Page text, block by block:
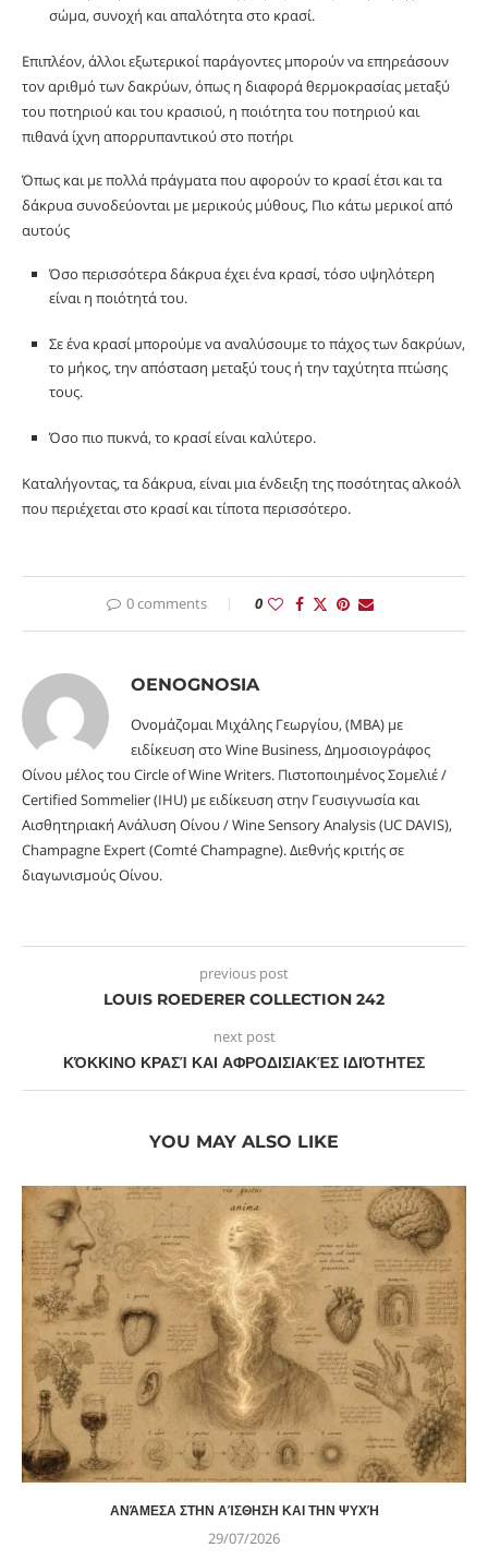
σώμα, συνοχή και απαλότητα στο κρασί.
Επιπλέον, άλλοι εξωτερικοί παράγοντες μπορούν να επηρεάσουν
τον αριθμό των δακρύων, όπως η διαφορά θερμοκρασίας μεταξύ
του ποτηριού και του κρασιού, η ποιότητα του ποτηριού και
πιθανά ίχνη απορρυπαντικού στο ποτήρι
Όπως και με πολλά πράγματα που αφορούν το κρασί έτσι και τα
δάκρυα συνοδεύονται με μερικούς μύθους, Πιο κάτω μερικοί από
αυτούς
Όσο περισσότερα δάκρυα έχει ένα κρασί, τόσο υψηλότερη
είναι η ποιότητά του.
Σε ένα κρασί μπορούμε να αναλύσουμε το πάχος των δακρύων,
το μήκος, την απόσταση μεταξύ τους ή την ταχύτητα πτώσης
τους.
Όσο πιο πυκνά, το κρασί είναι καλύτερο.
Καταλήγοντας, τα δάκρυα, είναι μια ένδειξη της ποσότητας αλκοόλ
που περιέχεται στο κρασί και τίποτα περισσότερο.
0 comments 0
OENOGNOSIA
Ονομάζομαι Μιχάλης Γεωργίου, (MBA) με
ειδίκευση στο Wine Business, Δημοσιογράφος
Οίνου μέλος του Circle of Wine Writers. Πιστοποιημένος Σομελιέ /
Certified Sommelier (IHU) με ειδίκευση στην Γευσιγνωσία και
Αισθητηριακή Ανάλυση Οίνου / Wine Sensory Analysis (UC DAVIS),
Champagne Expert (Comté Champagne). Διεθνής κριτής σε
διαγωνισμούς Οίνου.
previous post
LOUIS ROEDERER COLLECTION 242
next post
ΚΌΚΚΙΝΟ ΚΡΑΣΊ ΚΑΙ ΑΦΡΟΔΙΣΙΑΚΈΣ ΙΔΙΌΤΗΤΕΣ
YOU MAY ALSO LIKE
ΑΝΆΜΕΣΑ ΣΤΗΝ ΑΊΣΘΗΣΗ ΚΑΙ ΤΗΝ ΨΥΧΉ
29/07/2026